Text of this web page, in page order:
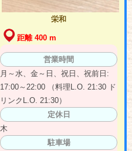
栄和
距離 400 m
営業時間
月～水、金～日、祝日、祝前日:
17:00～22:00 （料理L.O. 21:30 ド
リンクL.O. 21:30）
定休日
木
駐車場